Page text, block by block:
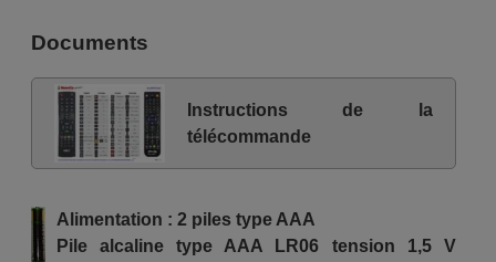
Documents
Instructions de la
télécommande
Alimentation : 2 piles type AAA
Pile alcaline type AAA LR06 tension 1,5 V